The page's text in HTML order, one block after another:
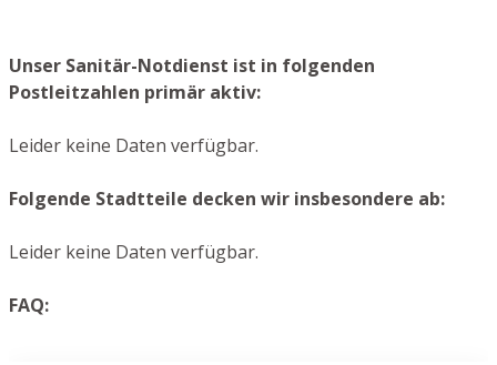
Unser Sanitär-Notdienst ist in folgenden
Postleitzahlen primär aktiv:
Leider keine Daten verfügbar.
Folgende Stadtteile decken wir insbesondere ab:
Leider keine Daten verfügbar.
FAQ: